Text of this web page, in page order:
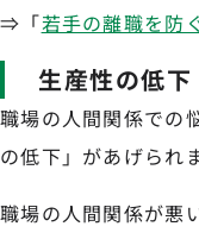
⇒「若手の離職を防
生産性の低下
職場の人間関係での
の低下」があげられま
職場の人間関係が悪